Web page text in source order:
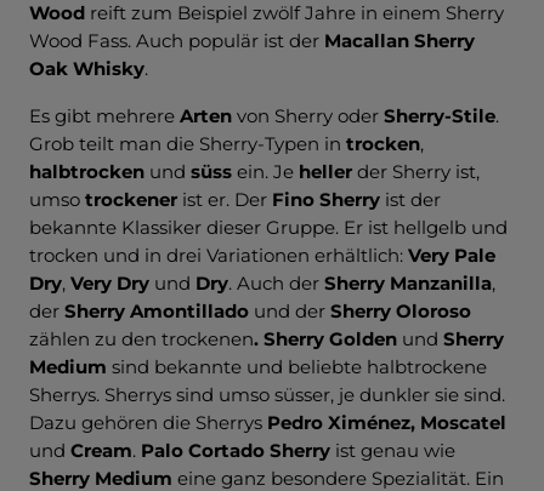
Wood reift zum Beispiel zwölf Jahre in einem Sherry
Wood Fass. Auch populär ist der Macallan Sherry
Oak Whisky.
Es gibt mehrere Arten von Sherry oder Sherry-Stile.
Grob teilt man die Sherry-Typen in trocken,
halbtrocken und süss ein. Je heller der Sherry ist,
umso trockener ist er. Der Fino Sherry ist der
bekannte Klassiker dieser Gruppe. Er ist hellgelb und
trocken und in drei Variationen erhältlich: Very Pale
Dry, Very Dry und Dry. Auch der Sherry Manzanilla,
der Sherry Amontillado und der Sherry Oloroso
zählen zu den trockenen. Sherry Golden und Sherry
Medium sind bekannte und beliebte halbtrockene
Sherrys. Sherrys sind umso süsser, je dunkler sie sind.
Dazu gehören die Sherrys Pedro Ximénez, Moscatel
und Cream. Palo Cortado Sherry ist genau wie
Sherry Medium eine ganz besondere Spezialität. Ein